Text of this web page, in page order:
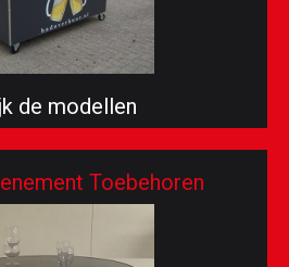
de modellen
Toebehoren